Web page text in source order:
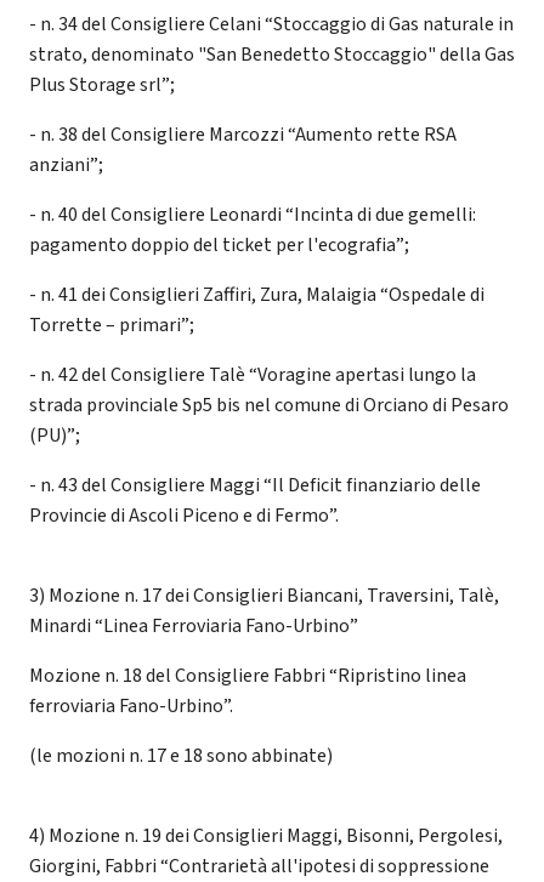
- n. 34 del Consigliere Celani “Stoccaggio di Gas naturale in
strato, denominato "San Benedetto Stoccaggio" della Gas
Plus Storage srl”;
- n. 38 del Consigliere Marcozzi “Aumento rette RSA
anziani”;
- n. 40 del Consigliere Leonardi “Incinta di due gemelli:
pagamento doppio del ticket per l'ecografia”;
- n. 41 dei Consiglieri Zaffiri, Zura, Malaigia “Ospedale di
Torrette – primari”;
- n. 42 del Consigliere Talè “Voragine apertasi lungo la
strada provinciale Sp5 bis nel comune di Orciano di Pesaro
(PU)”;
- n. 43 del Consigliere Maggi “Il Deficit finanziario delle
Provincie di Ascoli Piceno e di Fermo”.
3) Mozione n. 17 dei Consiglieri Biancani, Traversini, Talè,
Minardi “Linea Ferroviaria Fano-Urbino”
Mozione n. 18 del Consigliere Fabbri “Ripristino linea
ferroviaria Fano-Urbino”.
(le mozioni n. 17 e 18 sono abbinate)
4) Mozione n. 19 dei Consiglieri Maggi, Bisonni, Pergolesi,
Giorgini, Fabbri “Contrarietà all'ipotesi di soppressione